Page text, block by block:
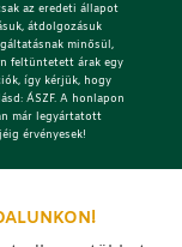
az eredeti állapot
átdolgozásuk
minősül,
feltüntetett árak egy
így kérjük, hogy
ÁSZF. A honlapon
már legyártatott
érvényesek!